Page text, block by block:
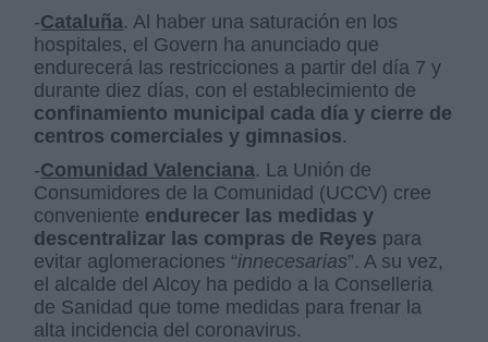
-Cataluña. Al haber una saturación en los
hospitales, el Govern ha anunciado que
endurecerá las restricciones a partir del día 7 y
durante diez días, con el establecimiento de
confinamiento municipal cada día y cierre de
centros comerciales y gimnasios.
-Comunidad Valenciana. La Unión de
Consumidores de la Comunidad (UCCV) cree
conveniente endurecer las medidas y
descentralizar las compras de Reyes para
evitar aglomeraciones “innecesarias”. A su vez,
el alcalde del Alcoy ha pedido a la Conselleria
de Sanidad que tome medidas para frenar la
alta incidencia del coronavirus.